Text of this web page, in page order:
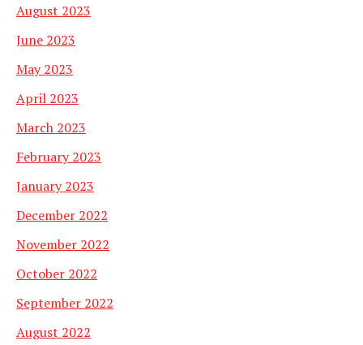
August 2023
June 2023
May 2023
April 2023
March 2023
February 2023
January 2023
December 2022
November 2022
October 2022
September 2022
August 2022